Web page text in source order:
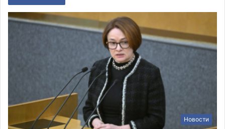
Новости